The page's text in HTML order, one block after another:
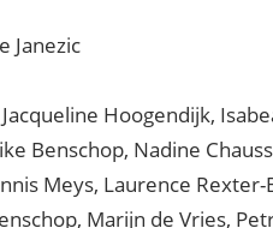
Janezic
Hoogendijk,
Benschop, Nadine
Meys, Laurence
Marijn de Vries,